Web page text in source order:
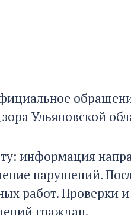
Ульяновской
информация
нарушений.
работ. Проверки
граждан.